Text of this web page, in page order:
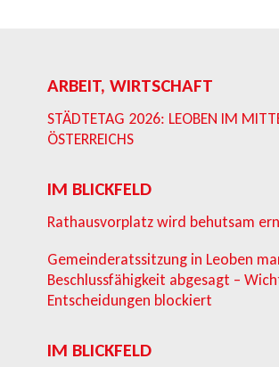
ARBEIT, WIRTSCHAFT
STÄDTETAG 2026: LEOBEN IM
ÖSTERREICHS
IM BLICKFELD
Rathausvorplatz wird behutsam
Gemeinderatssitzung in Leoben
Beschlussfähigkeit abgesagt –
Entscheidungen blockiert
IM BLICKFELD